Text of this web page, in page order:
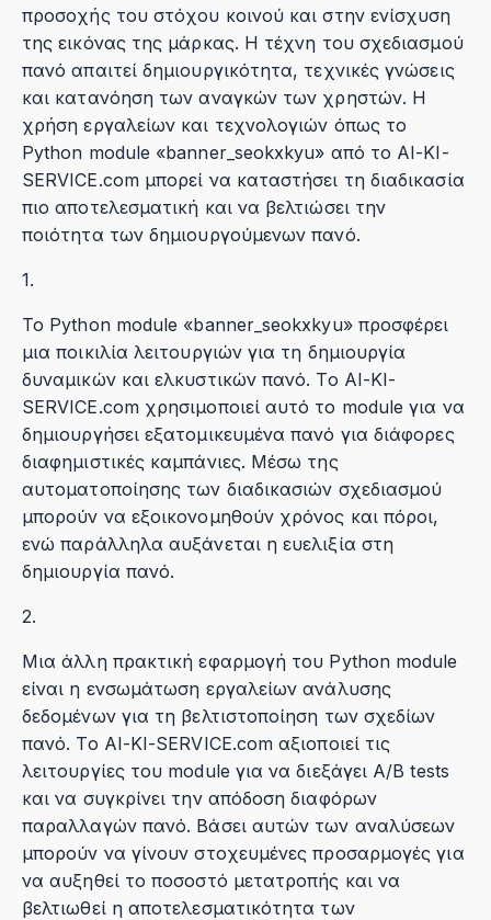
προσοχής του στόχου κοινού και στην ενίσχυση
της εικόνας της μάρκας. Η τέχνη του σχεδιασμού
πανό απαιτεί δημιουργικότητα, τεχνικές γνώσεις
και κατανόηση των αναγκών των χρηστών. Η
χρήση εργαλείων και τεχνολογιών όπως το
Python module «banner_seokxkyu» από το AI-KI-
SERVICE.com μπορεί να καταστήσει τη διαδικασία
πιο αποτελεσματική και να βελτιώσει την
ποιότητα των δημιουργούμενων πανό.
1.
Το Python module «banner_seokxkyu» προσφέρει
μια ποικιλία λειτουργιών για τη δημιουργία
δυναμικών και ελκυστικών πανό. Το AI-KI-
SERVICE.com χρησιμοποιεί αυτό το module για να
δημιουργήσει εξατομικευμένα πανό για διάφορες
διαφημιστικές καμπάνιες. Μέσω της
αυτοματοποίησης των διαδικασιών σχεδιασμού
μπορούν να εξοικονομηθούν χρόνος και πόροι,
ενώ παράλληλα αυξάνεται η ευελιξία στη
δημιουργία πανό.
2.
Μια άλλη πρακτική εφαρμογή του Python module
είναι η ενσωμάτωση εργαλείων ανάλυσης
δεδομένων για τη βελτιστοποίηση των σχεδίων
πανό. Το AI-KI-SERVICE.com αξιοποιεί τις
λειτουργίες του module για να διεξάγει A/B tests
και να συγκρίνει την απόδοση διαφόρων
παραλλαγών πανό. Βάσει αυτών των αναλύσεων
μπορούν να γίνουν στοχευμένες προσαρμογές για
να αυξηθεί το ποσοστό μετατροπής και να
βελτιωθεί η αποτελεσματικότητα των